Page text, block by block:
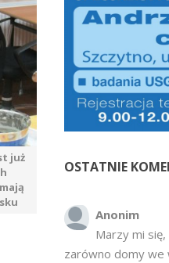
już
OSTATNIE
Anonim
Marzy mi
zarówno domy we